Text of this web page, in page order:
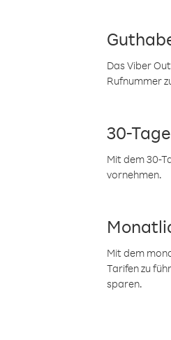
Das Viber
Rufnummer
30-
Mit dem 30-
vornehmen.
Mit dem
Tarifen zu
sparen.